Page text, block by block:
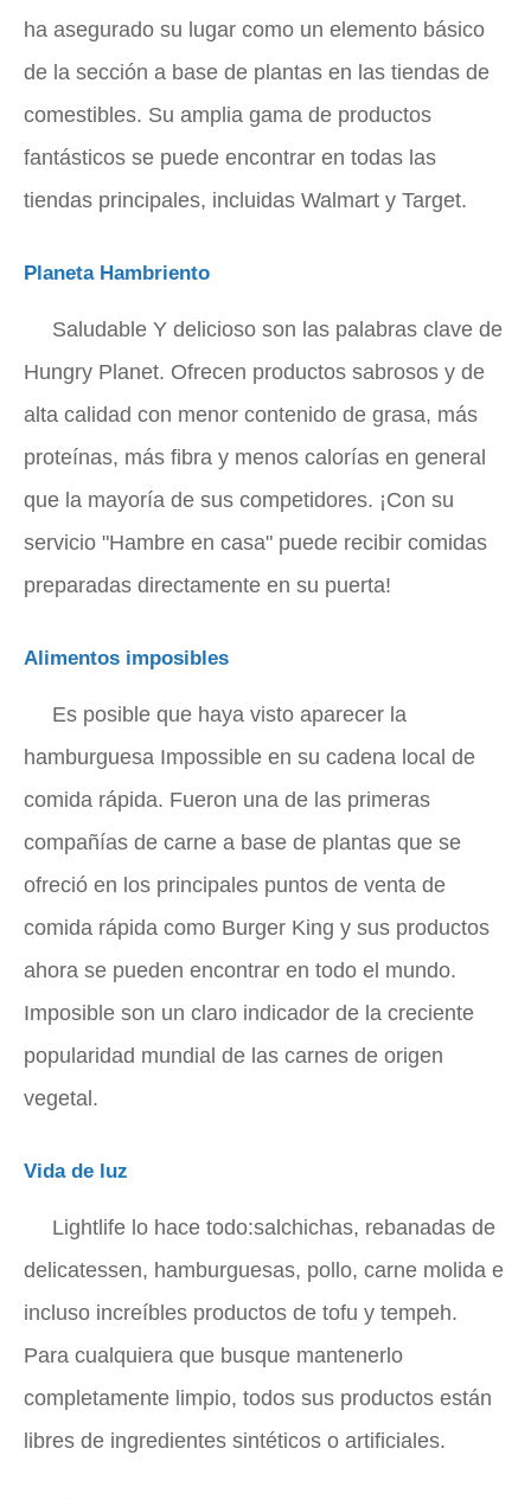
ha asegurado su lugar como un elemento básico
de la sección a base de plantas en las tiendas de
comestibles. Su amplia gama de productos
fantásticos se puede encontrar en todas las
tiendas principales, incluidas Walmart y Target.
Planeta Hambriento
Saludable Y delicioso son las palabras clave de
Hungry Planet. Ofrecen productos sabrosos y de
alta calidad con menor contenido de grasa, más
proteínas, más fibra y menos calorías en general
que la mayoría de sus competidores. ¡Con su
servicio "Hambre en casa" puede recibir comidas
preparadas directamente en su puerta!
Alimentos imposibles
Es posible que haya visto aparecer la
hamburguesa Impossible en su cadena local de
comida rápida. Fueron una de las primeras
compañías de carne a base de plantas que se
ofreció en los principales puntos de venta de
comida rápida como Burger King y sus productos
ahora se pueden encontrar en todo el mundo.
Imposible son un claro indicador de la creciente
popularidad mundial de las carnes de origen
vegetal.
Vida de luz
Lightlife lo hace todo:salchichas, rebanadas de
delicatessen, hamburguesas, pollo, carne molida e
incluso increíbles productos de tofu y tempeh.
Para cualquiera que busque mantenerlo
completamente limpio, todos sus productos están
libres de ingredientes sintéticos o artificiales.